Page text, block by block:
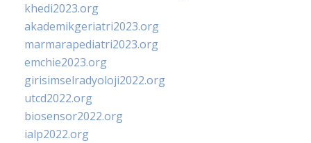
khedi2023.org
akademikgeriatri2023.org
marmarapediatri2023.org
emchie2023.org
girisimselradyoloji2022.org
utcd2022.org
biosensor2022.org
ialp2022.org